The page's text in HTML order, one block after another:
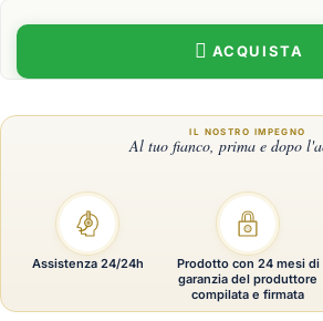
ACQUISTA
Assistenza 24/24h
Prodotto con 24 mesi di
garanzia del produttore
compilata e firmata